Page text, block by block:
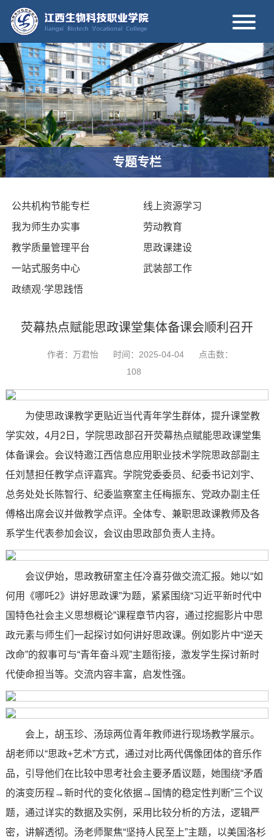
专题专栏
公共机构节能专栏
线上资源学习
我为师生办实事
劳动教育
教学质量管理平台
思政课建设
一站式服务中心
武装部工作
政绩观·学思践悟
荧幕热点赋能思政课堂集体备课会顺利召开
作者：万君怡 时间：2025-04-04
点击数：
108
为使思政课教学更贴近当代青年学生群体，提升课堂教
学实效，4月2日，学院思政部‌召开荧幕热点赋能思政课堂集
体备课会。会议特邀江西信息应用职业技术学院思政部副主
任刘慧担任教学点评嘉宾。学院党委委员、纪委书记刘宇、
总务处处长陈智行、纪委监察室主任梅振东、党政办副主任
傅格出席会议并做教学点评。全体专、兼职思政课教师及各
系学生代表参加会议，会议由思政部负责人‌主持。
会议伊始，思政教研室主任冷喜芬做交流汇报。她‌以“如
何用《哪吒2》讲好思政课”为题，紧紧围绕“习近平新时代中
国特色社会主义思想概论”课程章节内容，通过挖掘影片中思
政元素与师生们一起探讨如何讲好思政课。例如影片中“逆天
改命”的叙事可与“青年奋斗观”主题衔接，激发学生探讨新时
代使命担当等‌。交流内容丰富，启发性强。
会上，‌胡玉珍、汤琼两位青年教师进行现场教学展示。
胡老师以“思政+艺术”方式，‌通过对比两代偶像团体的音乐作
品，引导他们在比较中思考社会主要矛盾议题，她围绕“矛盾
的演变历程→新时代的变化依据→国情的稳定性判断”三个议
题，通过详实的数据及实例，采用比较分析的方法，逻辑严
密，讲解透彻。汤老师聚焦“坚持人民至上”主题，以美国洛杉